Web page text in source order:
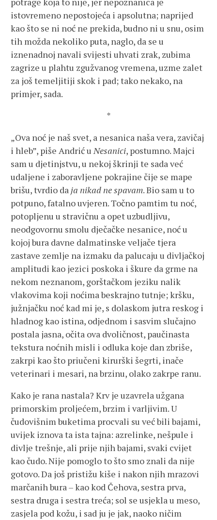
istovremeno nepostojeća i apsolutna; naprijed
kao što se ni noć ne prekida, budno ni u snu, osim
tih možda nekoliko puta, naglo, da se u
iznenadnoj navali svijesti uhvati zrak, zubima
zagrize u plahtu zgužvanog vremena, uzme zalet
za još temeljitiji skok i pad; tako nekako, na
primjer, sada.
*
„Ova noć je naš svet, a nesanica naša vera, zavičaj
i hleb”, piše Andrić uNesanici, postumno. Majci
sam u djetinjstvu, u nekoj škrinji te sada već
udaljene i zaboravljene pokrajine čije se mape
brišu, tvrdio daja nikad ne spavam. Bio sam u to
potpuno, fatalno uvjeren. Točno pamtim tu noć,
potopljenu u stravičnu a opet uzbudljivu,
neodgovornu smolu dječačke nesanice, noć u
kojoj bura davne dalmatinske veljače tjera
zastave zemlje na izmaku da palucaju u divljačkoj
amplitudi kao jezici poskoka i škure da grme na
nekom neznanom, gorštačkom jeziku nalik
vlakovima koji noćima beskrajno tutnje; kršku,
južnjačku noć kad mi je, s dolaskom jutra reskog i
hladnog kao istina, odjednom i sasvim slučajno
postala jasna, očita ova dvoličnost, paučinasta
tekstura noćnih misli i odluka koje dan zbriše,
zakrpi kao što priučeni kirurški šegrti, inače
veterinari i mesari, na brzinu, olako zakrpe ranu.
Kako je rana nastala? Krv je uzavrela užgana
primorskim proljećem, brzim i varljivim. U
čudovišnim buketima procvali su već bili bajami,
uvijek iznova ta ista tajna: azrelinke, nešpule i
divlje trešnje, ali prije njih bajami, svaki cvijet
kao čudo. Nije pomoglo to što smo znali da nije
gotovo. Da još pristižu kiše i nakon njih mrazovi
marčanih bura – kao kod Čehova, sestra prva,
sestra druga i sestra treća; sol se usjekla u meso,
zasjela pod kožu, i sad ju je jak, naoko ničim